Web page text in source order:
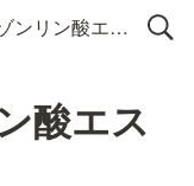
デキサメタゾンリン酸エステルナトリウム
酸エス